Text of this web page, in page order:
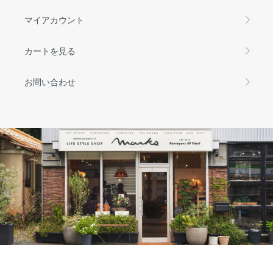
マイアカウント
カートを見る
お問い合わせ